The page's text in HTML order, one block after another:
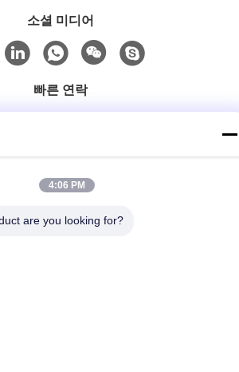
소셜 미디어
빠른 연락
4:06 PM
are you looking for?